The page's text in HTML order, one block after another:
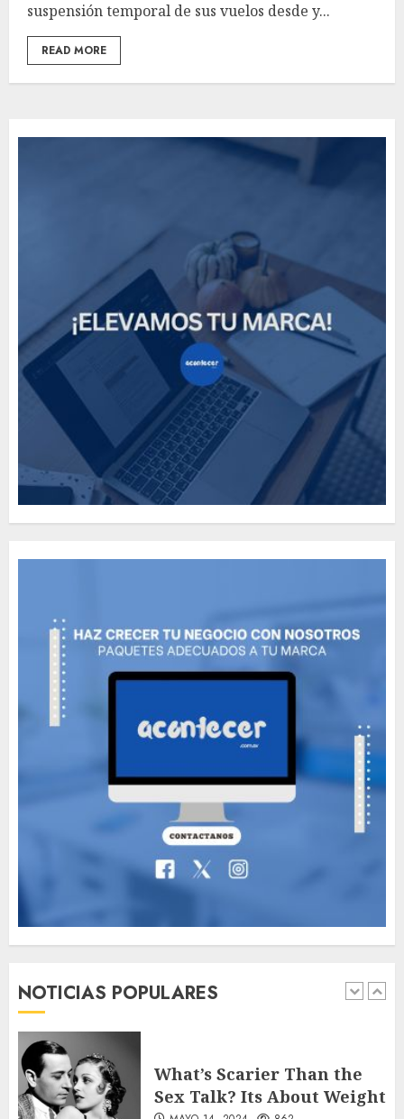
suspensión temporal de sus vuelos desde y...
READ MORE
NOTICIAS POPULARES
Need to Know About the
Classic Cars in a Retro
The full story of
Thailand’s extraordinary
cave rescue
Valentino Goes
Deliberately Feminine for
Fall 2018
MAYO 16, 2024
1
Searching for the
forgotten heroes of World
MAYO 14, 2024
What’s Scarier Than the
Sex Talk? Its About Weight